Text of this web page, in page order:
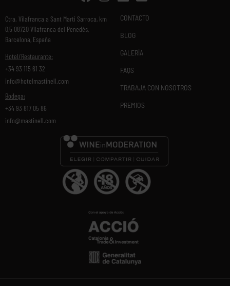
Ctra. Vilafranca a Sant Marti Sarroca, km
0,5 08720 Vilafranca del Penedés,
Barcelona, España
Hotel/Restaurante:
+34 93 115 61 32
info@hotelmastinell.com
Bodega:
+34 93 817 05 86
info@mastinell.com
CONTACTO
BLOG
GALERÍA
FAQS
TRABAJA CON NOSOTROS
PREMIOS